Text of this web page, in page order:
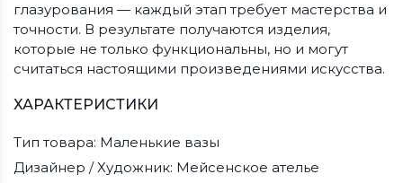
глазурования — каждый этап требует мастерства и
точности. В результате получаются изделия,
которые не только функциональны, но и могут
считаться настоящими произведениями искусства.
ХАРАКТЕРИСТИКИ
Тип товара: Маленькие вазы
Дизайнер / Художник: Мейсенское ателье